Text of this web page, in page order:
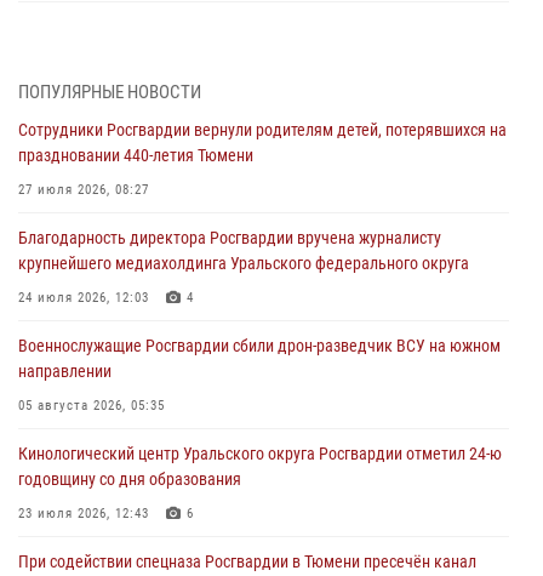
07 августа 2026, 10:57 5
Память военнослужащих, погибших в разные годы при исполнении
воинского долга, почтили в кинологическом центре Уральского
округа Росгвардии
Росгвардейцы в Тюменской области знакомят детей со своей
службой и напоминают о мерах безопасности
Росгвардейцы приняли участие в фотопроекте «Прогуляемся по
Тюменской области» в рамках акции «Храним огонь Победы»
Росгвардейцы в Тюменской области почтили память генерала
армии Ивана Кирилловича Яковлева
ПОПУЛЯРНЫЕ НОВОСТИ
Сотрудники Росгвардии вернули родителям детей, потерявшихся на
праздновании 440-летия Тюмени
27 июля 2026, 08:27
Благодарность директора Росгвардии вручена журналисту
крупнейшего медиахолдинга Уральского федерального округа
24 июля 2026, 12:03 4
Военнослужащие Росгвардии сбили дрон-разведчик ВСУ на южном
направлении
05 августа 2026, 05:35
Кинологический центр Уральского округа Росгвардии отметил 24-ю
годовщину со дня образования
23 июля 2026, 12:43 6
При содействии спецназа Росгвардии в Тюмени пресечён канал